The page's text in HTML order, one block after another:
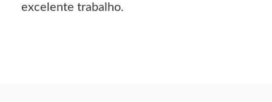
excelente trabalho.